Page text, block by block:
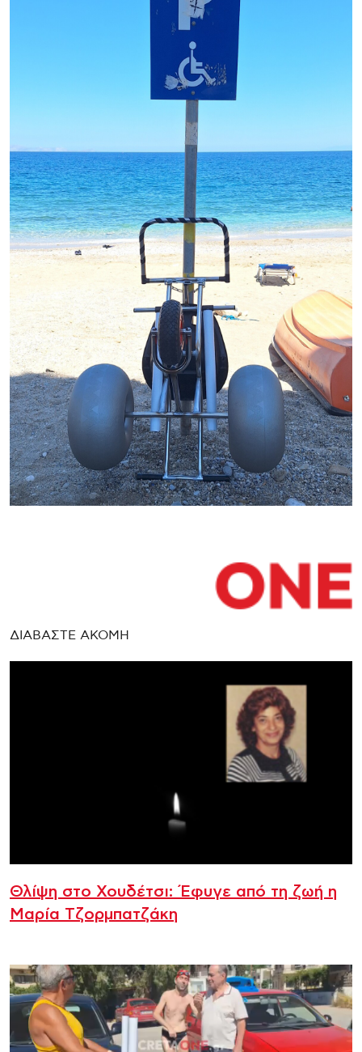
ΔΙΑΒΑΣΤΕ ΑΚΟΜΗ
Θλίψη στο Χουδέτσι: Έφυγε από τη ζωή η
Μαρία Τζορμπατζάκη